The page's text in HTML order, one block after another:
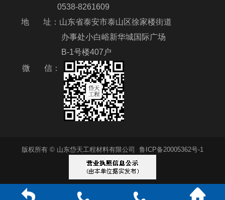
0538-8261609
地 址：山东省泰安市泰山区徐家楼街道
办事处小白峪新华城国际广场
B-1号楼407户
微 信：
版权所有 © 山东岱天工程材料有限公司 鲁ICP备20005362号-1